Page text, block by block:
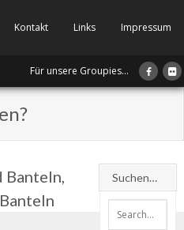
Kontakt Links Impressum
Für unsere Groupies...
Banteln,
Suchen…